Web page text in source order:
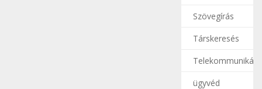
Szövegírás
Társkeresés
ügyvéd